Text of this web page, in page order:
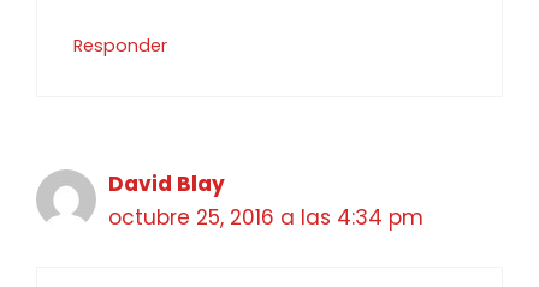
Responder
David Blay
octubre 25, 2016 a las 4:34 pm